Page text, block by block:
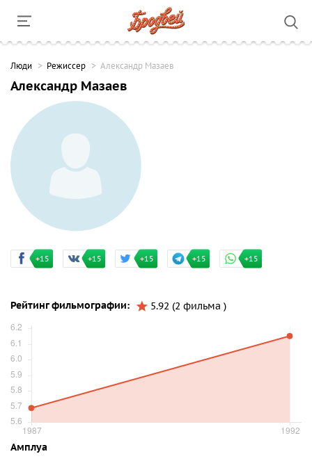
Люди Режиссер Александр Мазаев
Александр Мазаев
+15 +15 +15 +15 +15
Рейтинг фильмографии: 5.92 (2 фильма )
Амплуа